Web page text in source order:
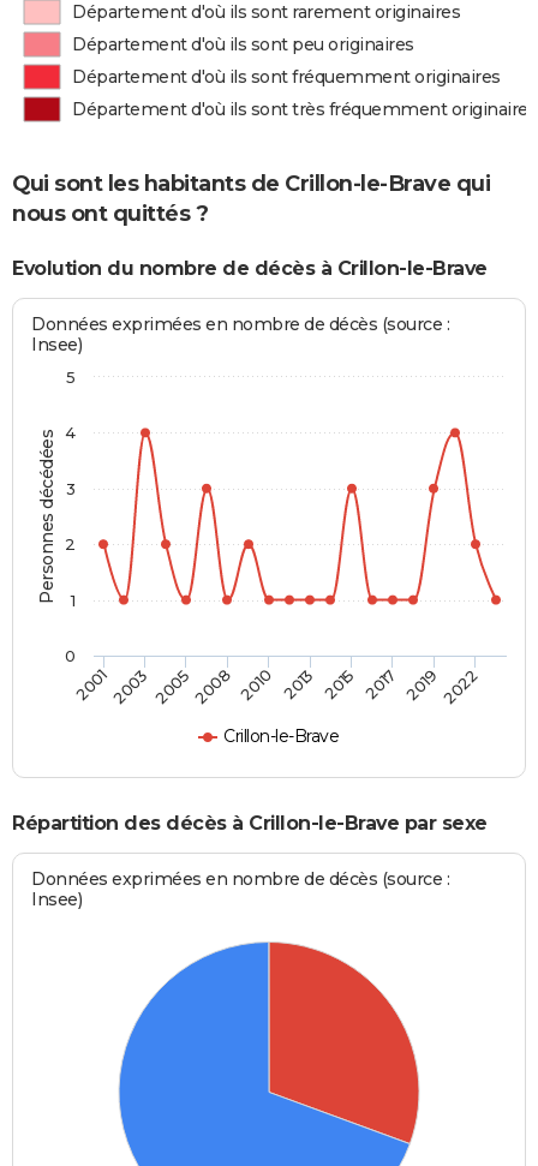
Département d'où ils sont rarement originaires
Département d'où ils sont peu originaires
Département d'où ils sont fréquemment originaires
Département d'où ils sont très fréquemment originaires
Qui sont les habitants de Crillon-le-Brave qui
nous ont quittés ?
Evolution du nombre de décès à Crillon-le-Brave
Personnes décédées
Données exprimées en nombre de décès (source :
Insee)
Crillon-le-Brave
2001200320052008 2010 2013 2015 2017 20192022
0
1
2
3
4
5
Répartition des décès à Crillon-le-Brave par sexe
Données exprimées en nombre de décès (source :
Insee)